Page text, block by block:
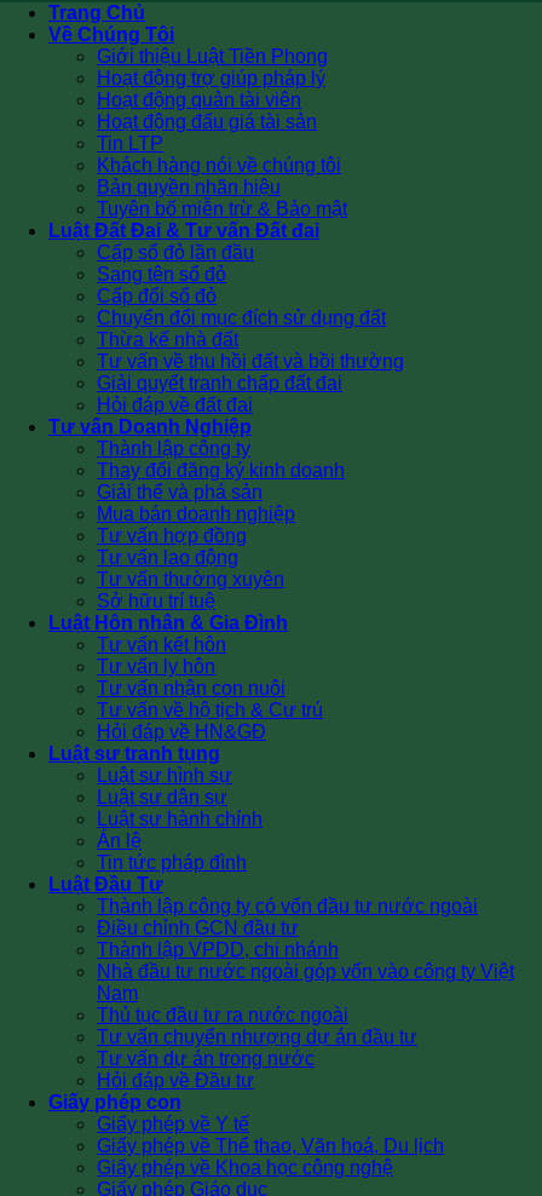
Trang Chủ
Về Chúng Tôi
Giới thiệu Luật Tiền Phong
Hoạt động trợ giúp pháp lý
Hoạt động quản tài viên
Hoạt động đấu giá tài sản
Tin LTP
Khách hàng nói về chúng tôi
Bản quyền nhãn hiệu
Tuyên bố miễn trừ & Bảo mật
Luật Đất Đai & Tư vấn Đất đai
Cấp sổ đỏ lần đầu
Sang tên sổ đỏ
Cấp đổi sổ đỏ
Chuyển đổi mục đích sử dụng đất
Thừa kế nhà đất
Tư vấn về thu hồi đất và bồi thường
Giải quyết tranh chấp đất đai
Hỏi đáp về đất đai
Tư vấn Doanh Nghiệp
Thành lập công ty
Thay đổi đăng ký kinh doanh
Giải thể và phá sản
Mua bán doanh nghiệp
Tư vấn hợp đồng
Tư vấn lao động
Tư vấn thường xuyên
Sở hữu trí tuệ
Luật Hôn nhân & Gia Đình
Tư vấn kết hôn
Tư vấn ly hôn
Tư vấn nhận con nuôi
Tư vấn về hộ tịch & Cư trú
Hỏi đáp về HN&GĐ
Luật sư tranh tụng
Luật sư hình sự
Luật sư dân sự
Luật sư hành chính
Án lệ
Tin tức pháp đình
Luật Đầu Tư
Thành lập công ty có vốn đầu tư nước ngoài
Điều chỉnh GCN đầu tư
Thành lập VPDD, chi nhánh
Nhà đầu tư nước ngoài góp vốn vào công ty Việt
Nam
Thủ tục đầu tư ra nước ngoài
Tư vấn chuyển nhượng dự án đầu tư
Tư vấn dự án trong nước
Hỏi đáp về Đầu tư
Giấy phép con
Giấy phép về Y tế
Giấy phép về Thể thao, Văn hoá, Du lịch
Giấy phép về Khoa học công nghệ
Giấy phép Giáo dục